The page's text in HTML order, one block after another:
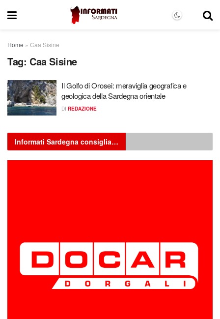
Home » Caa Sisine
Tag: Caa Sisine
Il Golfo di Orosei: meraviglia geografica e
geologica della Sardegna orientale
DI REDAZIONE
Informati Sardegna consiglia…